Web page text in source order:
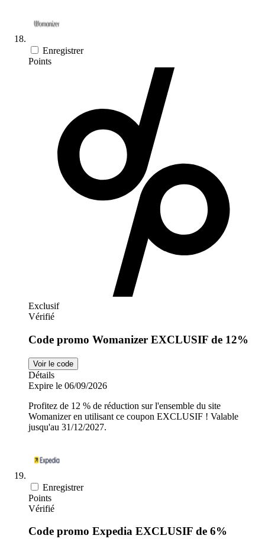
Enregistrer
Points
Exclusif
Vérifié
Code promo Womanizer EXCLUSIF de 12%
Voir le code
Détails
Expire le 06/09/2026
Profitez de 12 % de réduction sur l'ensemble du site
Womanizer en utilisant ce coupon EXCLUSIF ! Valable
jusqu'au 31/12/2027.
Enregistrer
Points
Vérifié
Code promo Expedia EXCLUSIF de 6%